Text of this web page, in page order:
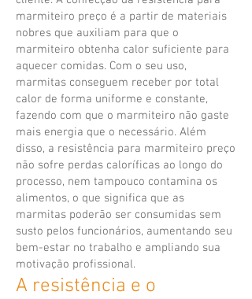
marmiteiro preço é a partir de materiais
nobres que auxiliam para que o
marmiteiro obtenha calor suficiente para
aquecer comidas. Com o seu uso,
marmitas conseguem receber por total
calor de forma uniforme e constante,
fazendo com que o marmiteiro não gaste
mais energia que o necessário. Além
disso, a resistência para marmiteiro preço
não sofre perdas caloríficas ao longo do
processo, nem tampouco contamina os
alimentos, o que significa que as
marmitas poderão ser consumidas sem
susto pelos funcionários, aumentando seu
bem-estar no trabalho e ampliando sua
motivação profissional.
A resistência e o